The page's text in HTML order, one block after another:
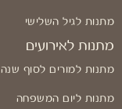
מתנות לגיל השלישי
מתנות לאירועים
מתנות למורים לסוף שנה
מתנות ליום המשפחה